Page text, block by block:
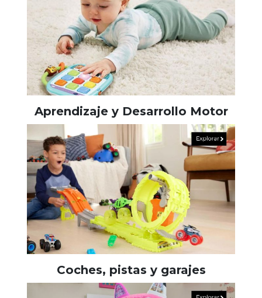
Aprendizaje y Desarrollo Motor
Coches, pistas y garajes